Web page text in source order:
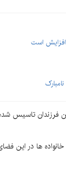
افزایش است
فرزندان تاسیس
خانواده ها در